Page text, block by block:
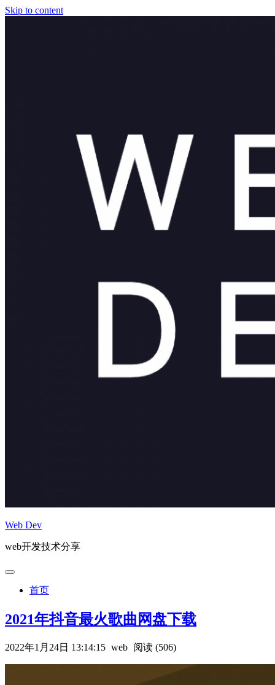
Skip to content
Web Dev
web开发技术分享
首页
2021年抖音最火歌曲网盘下载
2022年1月24日 13:14:15 web 阅读 (506)